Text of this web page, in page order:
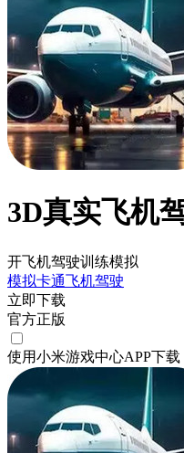
3D真实飞机
开飞机驾驶训练模拟
模拟卡通飞机驾驶
立即下载
官方正版
使用小米游戏中心APP下载